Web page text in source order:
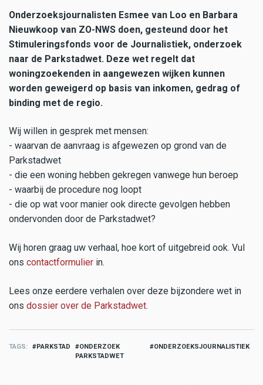
Onderzoeksjournalisten Esmee van Loo en Barbara
Nieuwkoop van ZO-NWS doen, gesteund door het
Stimuleringsfonds voor de Journalistiek, onderzoek
naar de Parkstadwet. Deze wet regelt dat
woningzoekenden in aangewezen wijken kunnen
worden geweigerd op basis van inkomen, gedrag of
binding met de regio.
Wij willen in gesprek met mensen:
- waarvan de aanvraag is afgewezen op grond van de
Parkstadwet
- die een woning hebben gekregen vanwege hun beroep
- waarbij de procedure nog loopt
- die op wat voor manier ook directe gevolgen hebben
ondervonden door de Parkstadwet?
Wij horen graag uw verhaal, hoe kort of uitgebreid ook. Vul
ons contactformulier in.
Lees onze eerdere verhalen over deze bijzondere wet in
ons dossier over de Parkstadwet.
TAGS PARKSTAD
ONDERZOEK
PARKSTADWET
ONDERZOEKSJOURNALISTIEK